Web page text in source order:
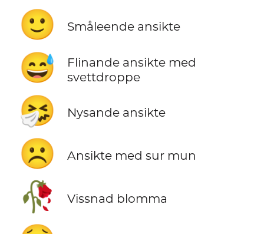
🙂 Småleende ansikte
😅
Flinande ansikte med
svettdroppe
🤧 Nysande ansikte
☹️ Ansikte med sur mun
🥀 Vissnad blomma